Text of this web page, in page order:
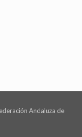
Andaluza de